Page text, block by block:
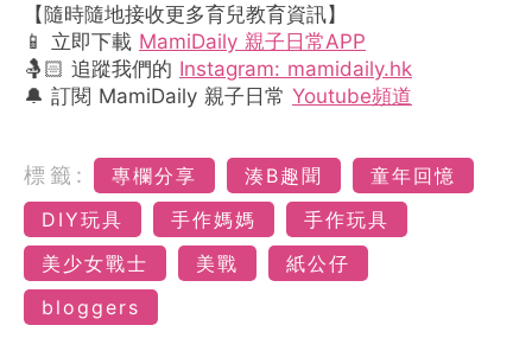
【隨時隨地接收更多育兒教育資訊】
📱 立即下載 MamiDaily 親子日常APP
🤱🏻 追蹤我們的 Instagram: mamidaily.hk
🔔 訂閱 MamiDaily 親子日常 Youtube頻道
標籤: 專欄分享 湊B趣聞
童年回憶
DIY玩具
手作媽媽
手作玩具
美少女戰士
美戰
紙公仔
bloggers